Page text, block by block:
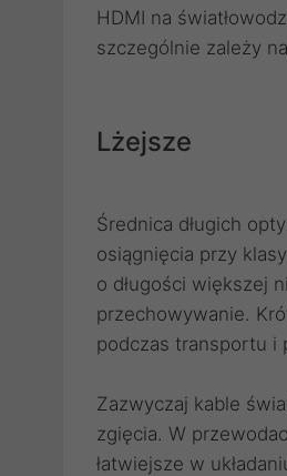
HDMI na
szczególnie zależy
Lżejsze
Średnica długich
osiągnięcia przy
o długości większej
przechowywanie.
podczas transportu i
Zazwyczaj kable
zgięcia. W
łatwiejsze w